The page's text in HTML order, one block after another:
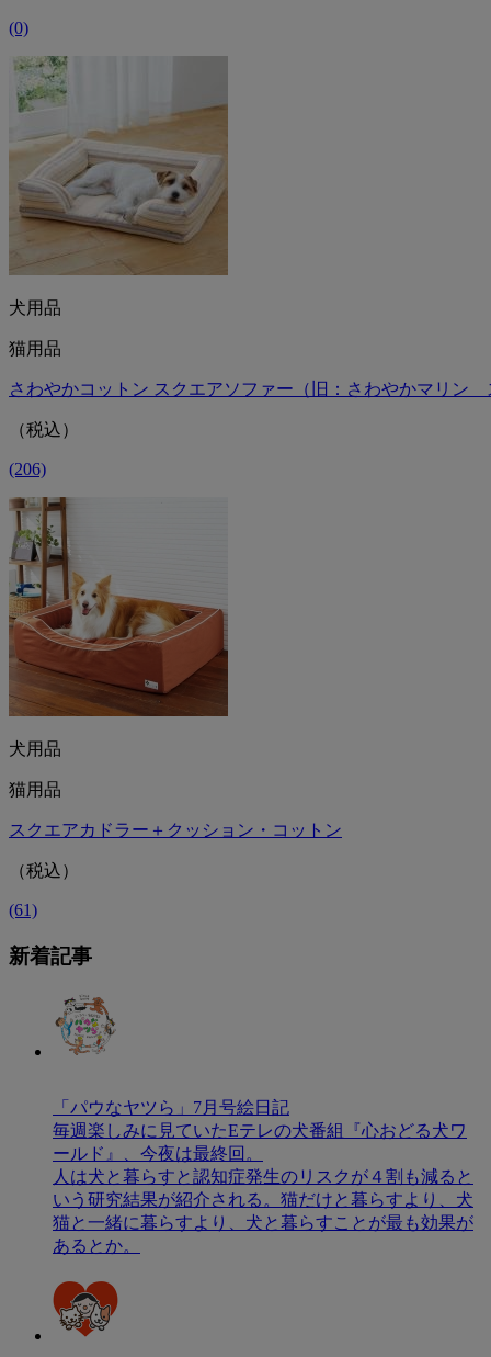
(0)
犬用品
猫用品
さわやかコットン スクエアソファー（旧：さわやかマリン
（税込）
(206)
犬用品
猫用品
スクエアカドラー＋クッション・コットン
（税込）
(61)
新着記事
「パウなヤツら」7月号絵日記
毎週楽しみに見ていたEテレの犬番組『心おどる犬ワ
ールド』、今夜は最終回。
人は犬と暮らすと認知症発生のリスクが４割も減ると
いう研究結果が紹介される。猫だけと暮らすより、犬
猫と一緒に暮らすより、犬と暮らすことが最も効果が
あるとか。